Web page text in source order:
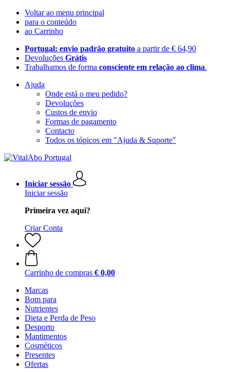
Voltar ao menu principal
para o conteúdo
ao Carrinho
Portugal: envio padrão gratuito a partir de € 64,90
Devoluções Grátis
Trabalhamos de forma consciente em relação ao clima.
Ajuda
Onde está o meu pedido?
Devoluções
Custos de envio
Formas de pagamento
Contacto
Todos os tópicos em "Ajuda & Suporte"
Iniciar sessão
Iniciar sessão
Primeira vez aqui?
Criar Conta
Carrinho de compras € 0,00
Marcas
Bom para
Nutrientes
Dieta e Perda de Peso
Desporto
Mantimentos
Cosméticos
Presentes
Ofertas